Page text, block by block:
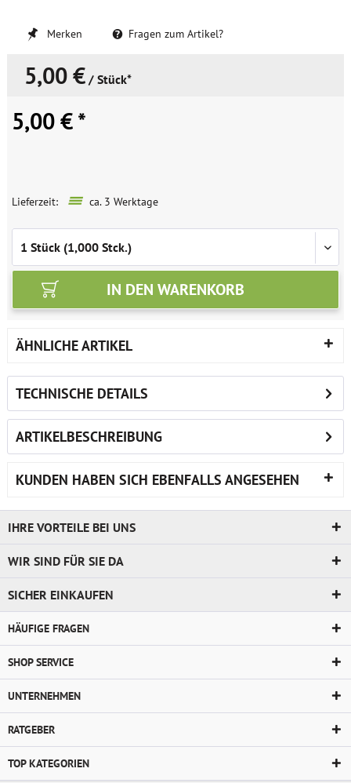
Merken Fragen zum Artikel?
5,00 € / Stück*
5,00 € *
Lieferzeit: ca. 3 Werktage
IN DEN WARENKORB
ÄHNLICHE ARTIKEL
TECHNISCHE DETAILS
ARTIKELBESCHREIBUNG
KUNDEN HABEN SICH EBENFALLS ANGESEHEN
IHRE VORTEILE BEI UNS
WIR SIND FÜR SIE DA
SICHER EINKAUFEN
HÄUFIGE FRAGEN
SHOP SERVICE
UNTERNEHMEN
RATGEBER
TOP KATEGORIEN